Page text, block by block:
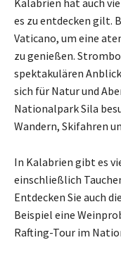
es zu entdecken gilt.
Vaticano, um eine
zu genießen.
spektakulären
sich für Natur und
Nationalpark Sila
Wandern, Skifahren
In Kalabrien gibt es
einschließlich
Entdecken Sie auch
Beispiel eine
Rafting-Tour im